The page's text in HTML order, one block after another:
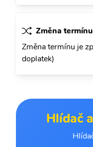
Změna termínu
Změna termínu je
doplatek)
Hlídač